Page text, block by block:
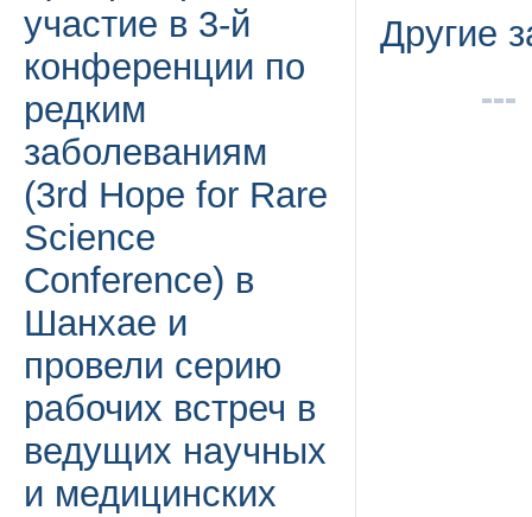
участие в 3-й
конференции по
редким
заболеваниям
(3rd Hope for Rare
Science
Conference) в
Шанхае и
провели серию
рабочих встреч в
ведущих научных
и медицинских
Другие